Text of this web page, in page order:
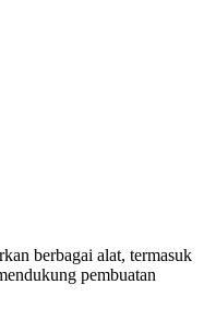
berbagai alat, termasuk
pembuatan